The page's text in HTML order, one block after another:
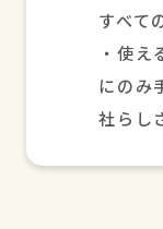
すべて
・使え
にのみ
社らし